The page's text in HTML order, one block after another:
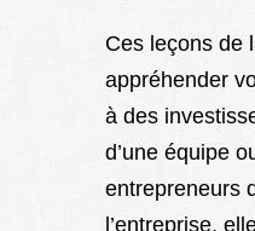
Ces leçons de
appréhender
à des
d’une équipe
entrepreneurs
l’entreprise,